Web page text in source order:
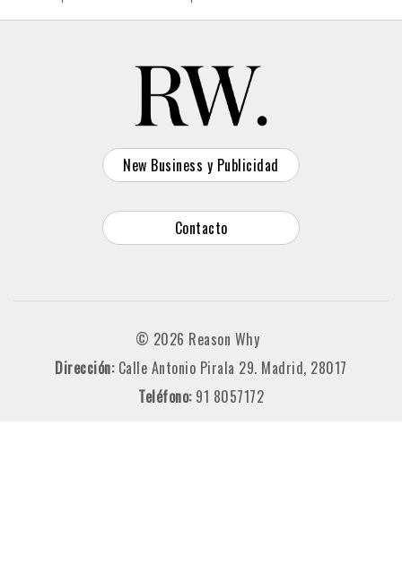
New Business y Publicidad
Contacto
© 2026 Reason Why
Dirección: Calle Antonio Pirala 29. Madrid, 28017
Teléfono: 91 8057172